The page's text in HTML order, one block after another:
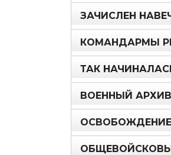
ЗАЧИСЛЕН
КОМАНДАРМЫ
ТАК
ВОЕННЫЙ